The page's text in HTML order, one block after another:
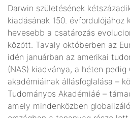
Darwin születésének
kiadásának 150. évfordulójához
hevesebb a csatározás
között. Tavaly októberben az
idén januárban az amerikai
(NAS) kiadványa, a héten
akadémiáinak állásfoglalása –
Tudományos Akadémiáé –
amely mindenközben